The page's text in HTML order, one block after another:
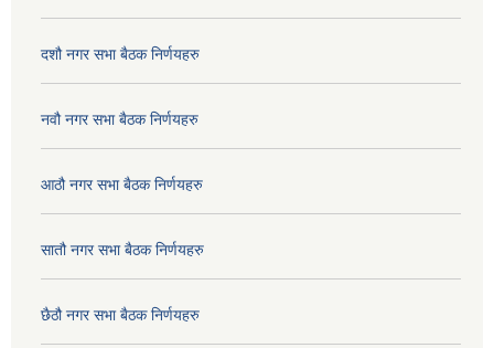
दशौ नगर सभा बैठक निर्णयहरु
नवौ नगर सभा बैठक निर्णयहरु
आठौ नगर सभा बैठक निर्णयहरु
सातौ नगर सभा बैठक निर्णयहरु
छैठौ नगर सभा बैठक निर्णयहरु